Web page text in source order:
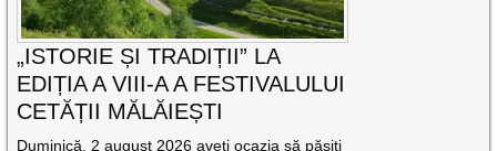
„ISTORIE ȘI TRADIȚII” LA
EDIȚIA A VIII-A A FESTIVALULUI
CETĂȚII MĂLĂIEȘTI
Duminică, 2 august 2026 aveți ocazia să pășiți